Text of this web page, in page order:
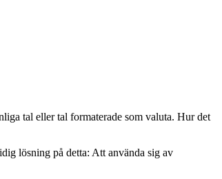
tal eller tal formaterade som valuta. Hur det
lösning på detta: Att använda sig av